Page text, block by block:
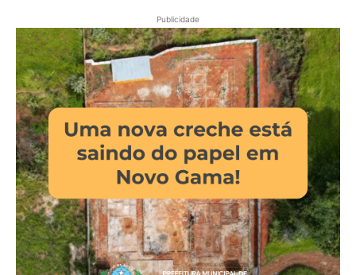
Publicidade